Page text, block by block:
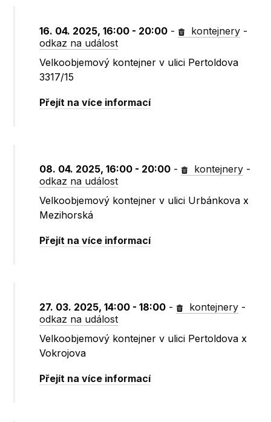
16. 04. 2025, 16:00 - 20:00 - kontejnery -
odkaz na událost
Velkoobjemový kontejner v ulici Pertoldova
3317/15
Přejít na více informací
08. 04. 2025, 16:00 - 20:00 - kontejnery -
odkaz na událost
Velkoobjemový kontejner v ulici Urbánkova x
Mezihorská
Přejít na více informací
27. 03. 2025, 14:00 - 18:00 - kontejnery -
odkaz na událost
Velkoobjemový kontejner v ulici Pertoldova x
Vokrojova
Přejít na více informací